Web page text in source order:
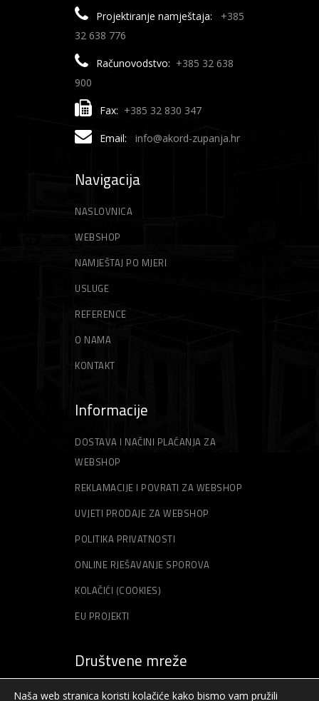
Projektiranje namještaja:
+385
32 638 776
Računovodstvo: +385 32 638
900
Fax: +385 32 830 347
Email: info@akord-zupanja.hr
Navigacija
NASLOVNICA
WEBSHOP
NAMJEŠTAJ PO MJERI
USLUGE
REFERENCE
O NAMA
KONTAKT
Informacije
DOSTAVA I NAČINI PLAĆANJA ZA
WEBSHOP
REKLAMACIJE I POVRATI ZA WEBSHOP
UVJETI PRODAJE ZA WEBSHOP
POLITIKA PRIVATNOSTI
ONLINE RJEŠAVANJE SPOROVA
KOLAČIĆI (COOKIES)
EU PROJEKTI
Društvene mreže
Naša web stranica koristi kolačiće kako bismo vam pružili